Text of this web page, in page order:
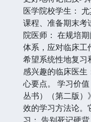
医学院校学生：
课程、准备期末考
院医师： 在规培
体系，应对临床工
希望系统性地复习
感兴趣的临床医生
心要点。 学习价
丛书）（第二版）
效的学习方法论。